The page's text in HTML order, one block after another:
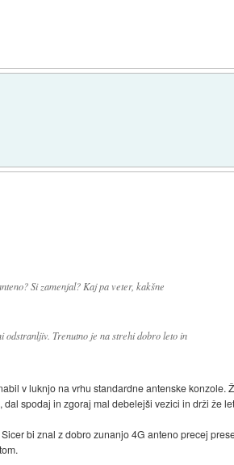
Si zamenjal? Kaj pa veter, kakšne
odstranljiv. Trenutno je na strehi dobro leto in
v luknjo na vrhu standardne antenske konzole.
spodaj in zgoraj mal debelejši vezici in drži že
bi znal z dobro zunanjo 4G anteno precej